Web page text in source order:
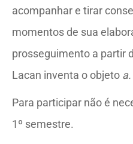
acompanhar e tirar
momentos de sua
prosseguimento a partir
Lacan inventa o objeto a.
Para participar não é
1º semestre.